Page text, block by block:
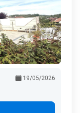
19/05/2026